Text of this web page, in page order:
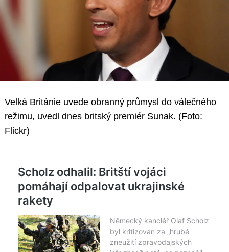
Velká Británie uvede obranný průmysl do válečného
režimu, uvedl dnes britský premiér Sunak. (Foto:
Flickr)